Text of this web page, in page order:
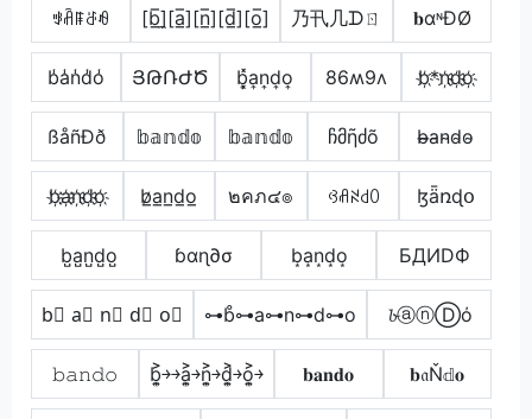
ꃃꋫꁹꁕꆂ [b̲̅]̼[a̲̅][n̲̅][d̲̅][o̲̅] 乃卂几ᗪㄖ 𝐛αᶰĐØ
b̾a̾n̾d̾o̾ ՅԹՌԺԾ b͎͓̽a͎n͎d͎o͎ 86ʍ9ʌ b҉*n҉d҉o҉
ßåñÐð 𝕓𝕒𝕟𝕕𝕠 𝕓𝕒𝕟𝕕𝕠 ჩმῆძõ b̴̶a̴n̴d̴o̴
b҉a҉n҉d҉o҉ b̷̲a̲n̲d̲o̲ ๒คภ๔๏ ꃳꋬꋊ꒯ꄲ ɮǟռɖօ
b̺a̺n̺d̺o̺ ɓαɳ∂σ b͙a͙n͙d͙o͙ БДИDФ
b⃣ a⃣ n⃣ d⃣ o⃣ ⊶b̊⊶a⊶n⊶d⊶o 𝓫ⓐⓝⒹό
𝚋𝚊𝚗𝚍𝚘 b͎͍͐￫￫a͎͍͐￫n͎͍͐￫d͎͍͐￫o͎͍͐￫ 𝐛𝐚𝐧𝐝𝐨 𝐛𝔞Ň𝕕𝐨